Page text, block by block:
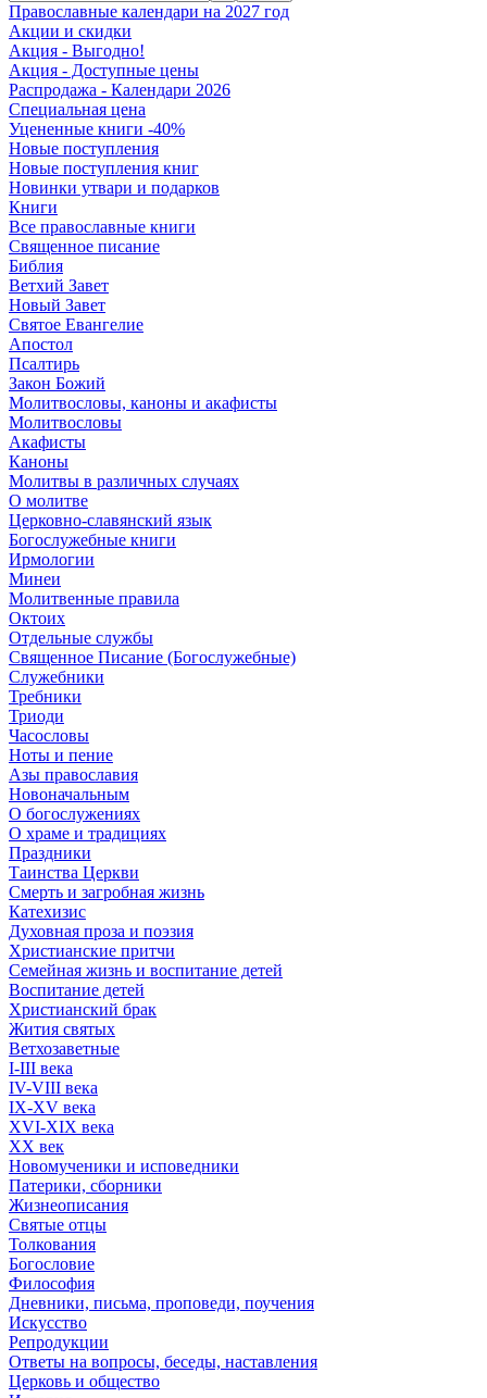
Православные календари на 2027 год
Акции и скидки
Акция - Выгодно!
Акция - Доступные цены
Распродажа - Календари 2026
Специальная цена
Уцененные книги -40%
Новые поступления
Новые поступления книг
Новинки утвари и подарков
Книги
Все православные книги
Священное писание
Библия
Ветхий Завет
Новый Завет
Святое Евангелие
Апостол
Псалтирь
Закон Божий
Молитвословы, каноны и акафисты
Молитвословы
Акафисты
Каноны
Молитвы в различных случаях
О молитве
Церковно-славянский язык
Богослужебные книги
Ирмологии
Минеи
Молитвенные правила
Октоих
Отдельные службы
Священное Писание (Богослужебные)
Служебники
Требники
Триоди
Часословы
Ноты и пение
Азы православия
Новоначальным
О богослужениях
О храме и традициях
Праздники
Таинства Церкви
Смерть и загробная жизнь
Катехизис
Духовная проза и поэзия
Христианские притчи
Семейная жизнь и воспитание детей
Воспитание детей
Христианский брак
Жития святых
Ветхозаветные
I-III века
IV-VIII века
IX-XV века
XVI-XIX века
XX век
Новомученики и исповедники
Патерики, сборники
Жизнеописания
Святые отцы
Толкования
Богословие
Философия
Дневники, письма, проповеди, поучения
Искусство
Репродукции
Ответы на вопросы, беседы, наставления
Церковь и общество